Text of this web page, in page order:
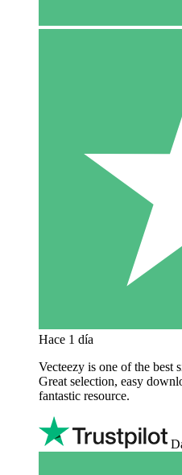
Hace 1 día
Vecteezy is one of the best
Great selection, easy
fantastic resource.